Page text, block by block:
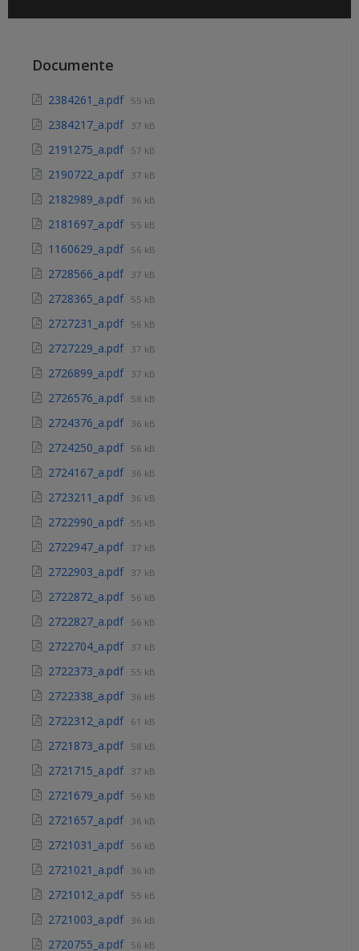
Documente
2384261_a.pdf 55 kB
2384217_a.pdf 37 kB
2191275_a.pdf 57 kB
2190722_a.pdf 37 kB
2182989_a.pdf 36 kB
2181697_a.pdf 55 kB
1160629_a.pdf 56 kB
2728566_a.pdf 37 kB
2728365_a.pdf 55 kB
2727231_a.pdf 56 kB
2727229_a.pdf 37 kB
2726899_a.pdf 37 kB
2726576_a.pdf 58 kB
2724376_a.pdf 36 kB
2724250_a.pdf 56 kB
2724167_a.pdf 36 kB
2723211_a.pdf 36 kB
2722990_a.pdf 55 kB
2722947_a.pdf 37 kB
2722903_a.pdf 37 kB
2722872_a.pdf 56 kB
2722827_a.pdf 56 kB
2722704_a.pdf 37 kB
2722373_a.pdf 55 kB
2722338_a.pdf 36 kB
2722312_a.pdf 61 kB
2721873_a.pdf 58 kB
2721715_a.pdf 37 kB
2721679_a.pdf 56 kB
2721657_a.pdf 36 kB
2721031_a.pdf 56 kB
2721021_a.pdf 36 kB
2721012_a.pdf 55 kB
2721003_a.pdf 36 kB
2720755_a.pdf 56 kB